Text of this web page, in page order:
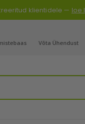
klientidele — loe
Võta Ühendust